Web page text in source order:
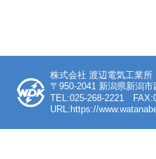
株式会社 渡辺電気工業所
〒950-2041 新潟県新潟
TEL:025-268-2221
URL:https://